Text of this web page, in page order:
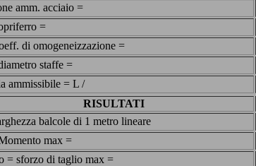
amm. acciaio =
=
di omogeneizzazione =
staffe =
ammissibile = L /
RISULTATI
balcole di 1 metro lineare
max =
= sforzo di taglio max =